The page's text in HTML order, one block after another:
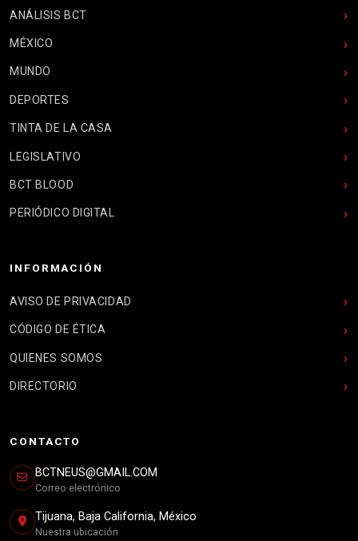
ANÁLISIS BCT
MÉXICO
MUNDO
DEPORTES
TINTA DE LA CASA
LEGISLATIVO
BCT BLOOD
PERIÓDICO DIGITAL
INFORMACIÓN
AVISO DE PRIVACIDAD
CÓDIGO DE ÉTICA
QUIENES SOMOS
DIRECTORIO
CONTACTO
BCTNEUS@GMAIL.COM
Correo electrónico
Tijuana, Baja California, México
Nuestra ubicación